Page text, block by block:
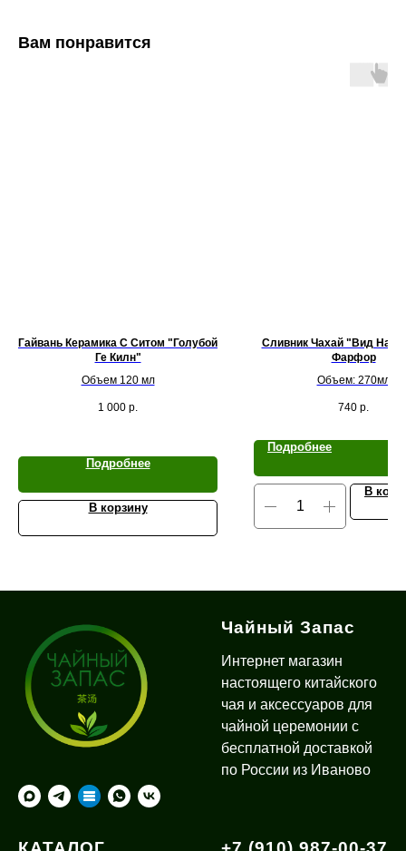
Вам понравится
Гайвань Керамика С Ситом "Голубой
Ге Килн"
Объем 120 мл
1 000 р.
Подробнее
В корзину
Сливник Чахай "Вид На
Фарфор
Объем: 270мл
740 р.
Подробнее
В
Чайный Запас
Интернет магазин
настоящего китайского
чая и аксессуаров для
чайной церемонии с
бесплатной доставкой
по России из Иваново